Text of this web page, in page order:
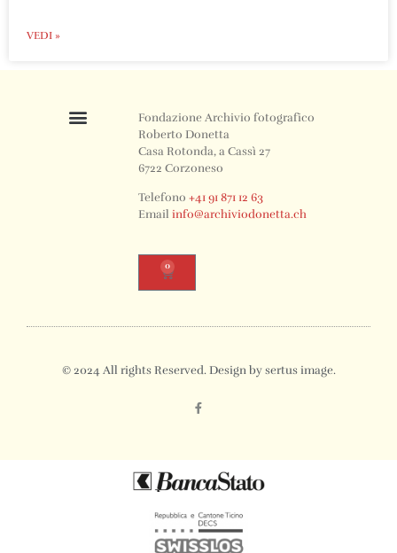
VEDI »
Fondazione Archivio fotografico
Roberto Donetta
Casa Rotonda, a Cassì 27
6722 Corzoneso
Telefono+41 91 871 12 63
Emailinfo@archiviodonetta.ch
0
© 2024 All rights Reserved. Design by sertus image.